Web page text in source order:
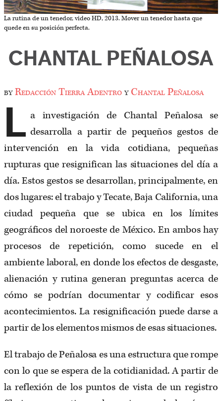
La rutina de un tenedor, video HD, 2013. Mover un tenedor hasta que
quede en su posición perfecta.
CHANTAL PEÑALOSA
byRedacción Tierra AdentroyChantal Peñalosa
L a investigación de Chantal Peñalosa se
desarrolla a partir de pequeños gestos de
intervención en la vida cotidiana, pequeñas
rupturas que resignifican las situaciones del día a
día. Estos gestos se desarrollan, principalmente, en
dos lugares: el trabajo y Tecate, Baja California, una
ciudad pequeña que se ubica en los límites
geográficos del noroeste de México. En ambos hay
procesos de repetición, como sucede en el
ambiente laboral, en donde los efectos de desgaste,
alienación y rutina generan preguntas acerca de
cómo se podrían documentar y codificar esos
acontecimientos. La resignificación puede darse a
partir de los elementos mismos de esas situaciones.
El trabajo de Peñalosa es una estructura que rompe
con lo que se espera de la cotidianidad. A partir de
la reflexión de los puntos de vista de un registro